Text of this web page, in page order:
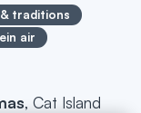
traditions
air
, Cat Island